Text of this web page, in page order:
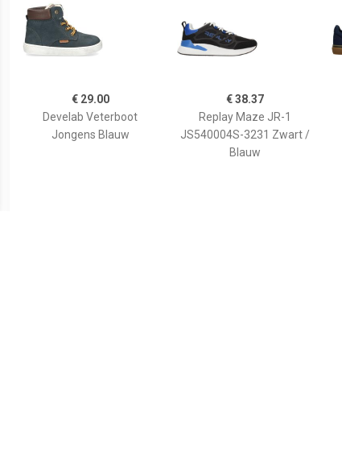
€ 29.00
Develab Veterboot
Jongens Blauw
€ 38.37
Replay Maze JR-1
JS540004S-3231 Zwart /
Blauw